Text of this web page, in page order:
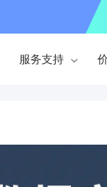
服务支持